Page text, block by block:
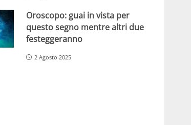
Oroscopo: guai in vista per
questo segno mentre altri due
festeggeranno
2 Agosto 2025